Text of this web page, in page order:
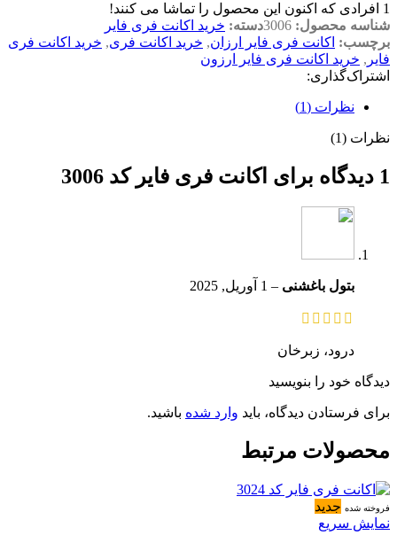
1 افرادی که اکنون این محصول را تماشا می کنند!
شناسه محصول: 3006دسته: خرید اکانت فری فایر
برچسب: اکانت فری فایر ارزان, خرید اکانت فری, خرید اکانت فری
فایر , خرید اکانت فری فایر ارزون
اشتراک‌گذاری:
نظرات (1)
نظرات (1)
1 دیدگاه برای اکانت فری فایر کد 3006
بتول باغشنی – 1 آوریل, 2025
درود، زبرخان
دیدگاه خود را بنویسید
برای فرستادن دیدگاه، باید وارد شده باشید.
محصولات مرتبط
فروخته شده جدید
نمایش سریع